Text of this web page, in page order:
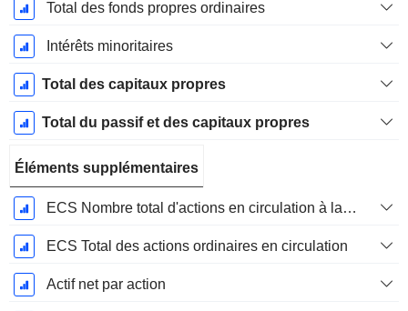
Total des fonds propres ordinaires
Intérêts minoritaires
Total des capitaux propres
Total du passif et des capitaux propres
Éléments supplémentaires
ECS Nombre total d'actions en circulation à la date de dépôt
ECS Total des actions ordinaires en circulation
Actif net par action